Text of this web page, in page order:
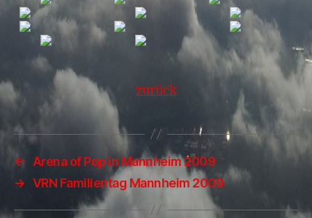
zurück
←
Arena of Pop in Mannheim 2009
→ VRN Familientag Mannheim 2009